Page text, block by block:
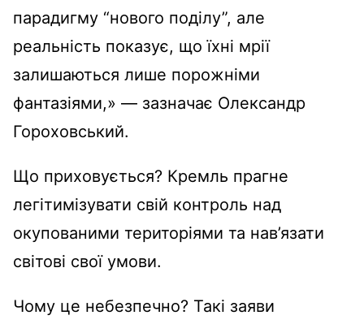
парадигму “нового поділу”, але
реальність показує, що їхні мрії
залишаються лише порожніми
фантазіями,» — зазначає Олександр
Гороховський.
Що приховується? Кремль прагне
легітимізувати свій контроль над
окупованими територіями та нав’язати
світові свої умови.
Чому це небезпечно? Такі заяви